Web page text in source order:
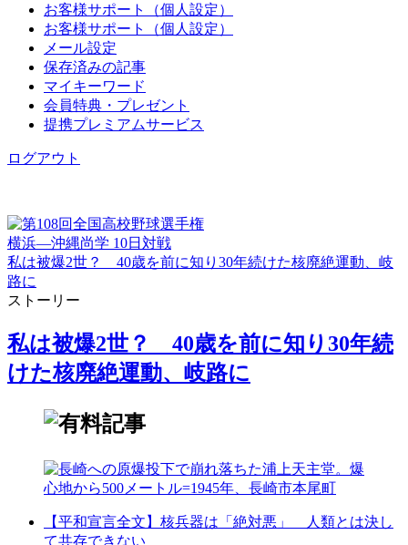
お客様サポート（個人設定）
お客様サポート（個人設定）
メール設定
保存済みの記事
マイキーワード
会員特典・プレゼント
提携プレミアムサービス
ログアウト
横浜―沖縄尚学 10日対戦
私は被爆2世？ 40歳を前に知り30年続けた核廃絶運動、岐
路に
ストーリー
私は被爆2世？ 40歳を前に知り30年続
けた核廃絶運動、岐路に
【平和宣言全文】核兵器は「絶対悪」 人類とは決し
て共存できない